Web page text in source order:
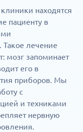
находятся
пациенту в
лечение
мозг запоминает
его в
приборов. Мы
с
и техниками
нервную